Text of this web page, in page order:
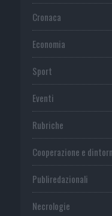
Cronaca
Economia
Sport
Eventi
Rubriche
Cooperazione e
Publiredazionali
Necrologie